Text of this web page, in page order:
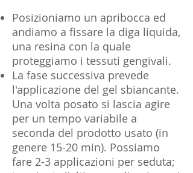
Posizioniamo un apribocca ed
andiamo a fissare la diga liquida,
una resina con la quale
proteggiamo i tessuti gengivali.
La fase successiva prevede
l'applicazione del gel sbiancante.
Una volta posato si lascia agire
per un tempo variabile a
seconda del prodotto usato (in
genere 15-20 min). Possiamo
fare 2-3 applicazioni per seduta;